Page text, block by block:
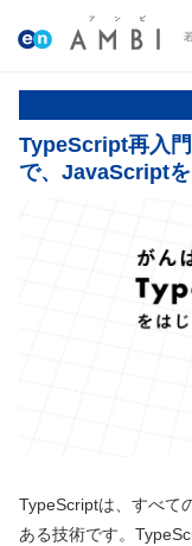
TypeScript再入
で、JavaScript
TypeScriptは、すべて
ある技術です。